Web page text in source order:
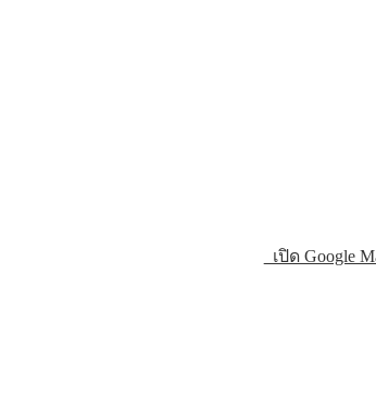
เปิด Google